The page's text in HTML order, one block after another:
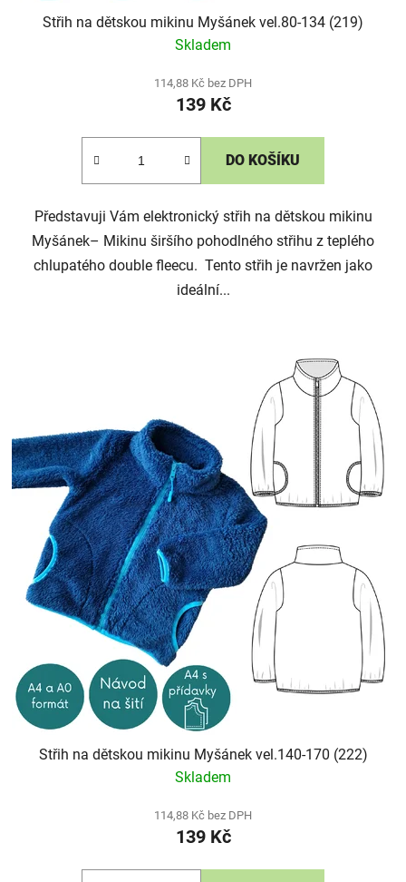
Střih na dětskou mikinu Myšánek vel.80-134 (219)
Skladem
114,88 Kč bez DPH
139 Kč
DO KOŠÍKU
Představuji Vám elektronický střih na dětskou mikinu
Myšánek– Mikinu širšího pohodlného střihu z teplého
chlupatého double fleecu. Tento střih je navržen jako
ideální...
Střih na dětskou mikinu Myšánek vel.140-170 (222)
Skladem
114,88 Kč bez DPH
139 Kč